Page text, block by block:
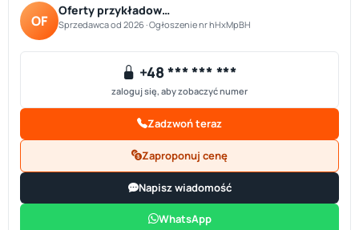
OF
Oferty przykładow…
Sprzedawca od 2026 · Ogłoszenie nr hHxMpBH
+48 *** *** ***
zaloguj się, aby zobaczyć numer
Zadzwoń teraz
Zaproponuj cenę
Napisz wiadomość
WhatsApp